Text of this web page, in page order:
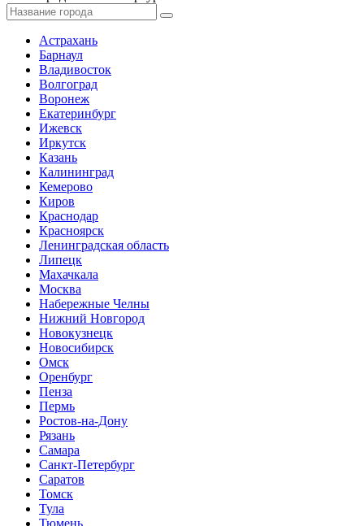
Астрахань
Барнаул
Владивосток
Волгоград
Воронеж
Екатеринбург
Ижевск
Иркутск
Казань
Калининград
Кемерово
Киров
Краснодар
Красноярск
Ленинградская область
Липецк
Махачкала
Москва
Набережные Челны
Нижний Новгород
Новокузнецк
Новосибирск
Омск
Оренбург
Пенза
Пермь
Ростов-на-Дону
Рязань
Самара
Санкт-Петербург
Саратов
Томск
Тула
Тюмень